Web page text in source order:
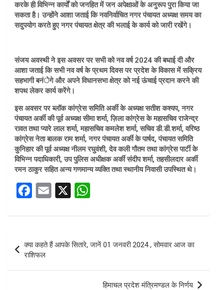
करके ही विभिन्न कार्यों को जनहित में जन अपेक्षाओं के अनुरूप पुरा किया जा
सकता है। उन्होंने आशा जताई कि नवनिर्वाचित नगर पंचायत अध्यक्ष समय का
सदुपयोग करते हुए नगर पंचायत क्षेत्र की भलाई के कार्य को जारी रखेंगे।
संजय अवस्थी ने इस अवसर पर सभी को नव वर्ष 2024 की बधाई दी और
आशा जताई कि सभी नव वर्ष के प्रथम दिवस पर प्रदेश के विकास में सक्रिय
सहभागी बनंेगे और अपने विधानसभा क्षेत्र को नई ऊंचाई प्रदान करने की
शपथ लेकर कार्य करेंगे।
इस अवसर पर ब्लॉक कांग्रेस समिति अर्की के अध्यक्ष सतीश कश्यप, नगर
पंचायत अर्की की पूर्व अध्यक्ष सीमा शर्मा, ज़िला कांग्रेस के महासचिव राजेन्द्र
रावत तथा प्यारे लाल शर्मा, महासचिव कमलेश शर्मा, सचिव डी.डी.शर्मा, वरिष्ठ
कांग्रेस नेता बालक राम शर्मा, नगर पंचायत अर्की के पार्षद, पंचायत समिति
कुनिहार की पूर्व अध्यक्ष नीलम रघुवंशी, देव कली गौतम तथा कांग्रेस पार्टी के
विभिन्न पदाधिकारी, उप पुलिस अधीक्षक अर्की संदीप शर्मा, तहसीलदार अर्की
रमन ठाकुर सहित अन्य गणमान्य व्यक्ति तथा स्थानीय निवासी उपस्थित थे।
F
ce
o
o
E
ail
X
at
A
p
navigation
क्या कहते हैं आपके सितारे, जानें 01 जनवरी 2024 , सोमवार आज का
राशिफल
हिमाचल प्रदेश मंत्रिमण्डल के निर्णय